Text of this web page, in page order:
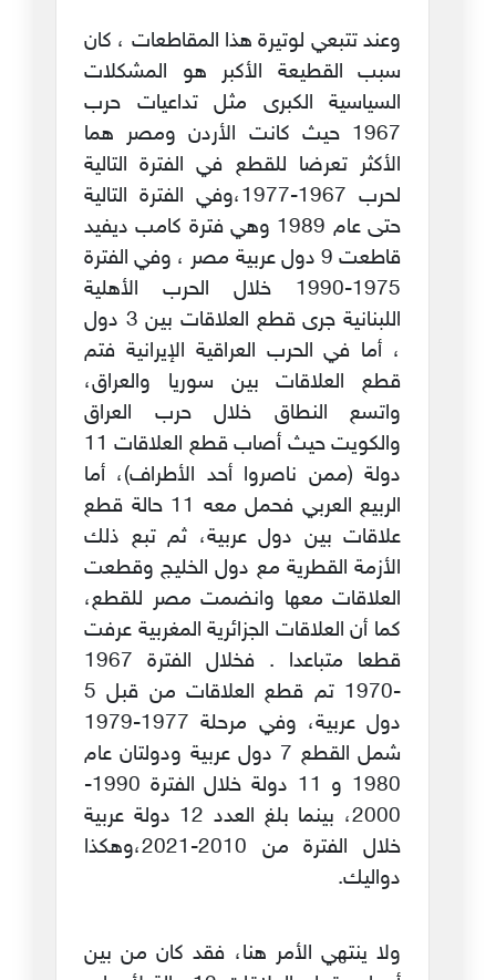
وعند تتبعي لوتيرة هذا المقاطعات ، كان
سبب القطيعة الأكبر هو المشكلات
السياسية الكبرى مثل تداعيات حرب
1967 حيث كانت الأردن ومصر هما
الأكثر تعرضا للقطع في الفترة التالية
لحرب 1967-1977،وفي الفترة التالية
حتى عام 1989 وهي فترة كامب ديفيد
قاطعت 9 دول عربية مصر ، وفي الفترة
1975-1990 خلال الحرب الأهلية
اللبنانية جرى قطع العلاقات بين 3 دول
، أما في الحرب العراقية الإيرانية فتم
قطع العلاقات بين سوريا والعراق،
واتسع النطاق خلال حرب العراق
والكويت حيث أصاب قطع العلاقات 11
دولة (ممن ناصروا أحد الأطراف)، أما
الربيع العربي فحمل معه 11 حالة قطع
علاقات بين دول عربية، ثم تبع ذلك
الأزمة القطرية مع دول الخليج وقطعت
العلاقات معها وانضمت مصر للقطع،
كما أن العلاقات الجزائرية المغربية عرفت
قطعا متباعدا . فخلال الفترة 1967
-1970 تم قطع العلاقات من قبل 5
دول عربية، وفي مرحلة 1977-1979
شمل القطع 7 دول عربية ودولتان عام
1980 و 11 دولة خلال الفترة 1990-
2000، بينما بلغ العدد 12 دولة عربية
خلال الفترة من 2010-2021،وهكذا
دواليك.
ولا ينتهي الأمر هنا، فقد كان من بين